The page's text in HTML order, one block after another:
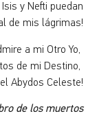
Isis y Nefti puedan
de mis lágrimas!
a mi Otro Yo,
de mi Destino,
Abydos Celeste!
de los muertos